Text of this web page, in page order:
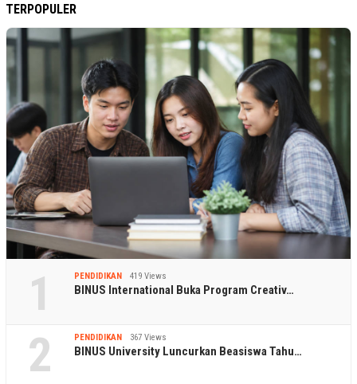
TERPOPULER
1 PENDIDIKAN 419 Views
BINUS International Buka Program Creativ…
2 PENDIDIKAN 367 Views
BINUS University Luncurkan Beasiswa Tahu…